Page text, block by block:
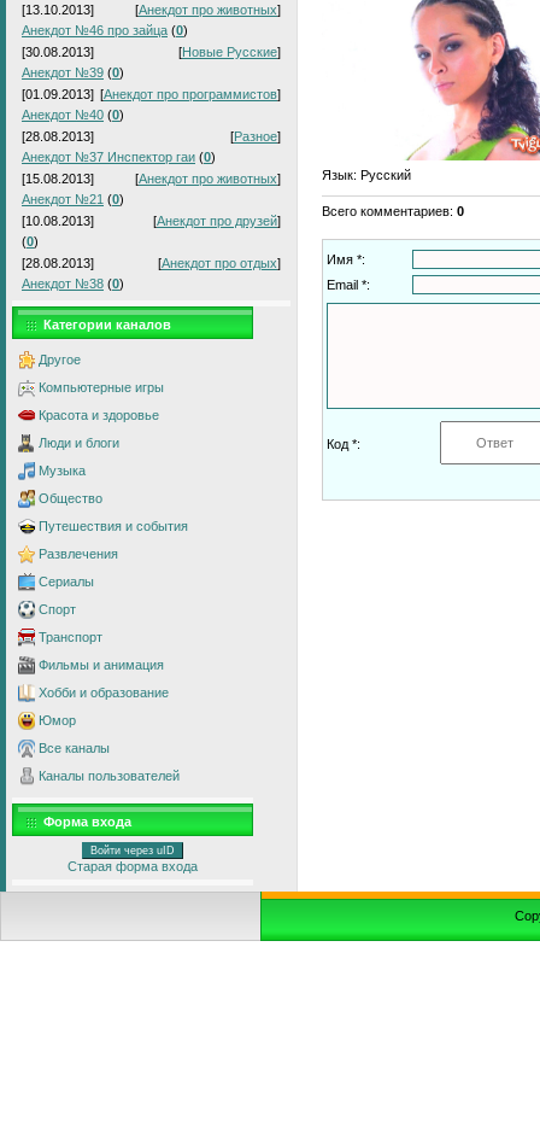
[13.10.2013]
[Анекдот про животных]
Анекдот №46 про зайца (0)
[30.08.2013]
[Новые Русские]
Анекдот №39 (0)
[01.09.2013] [Анекдот про программистов]
Анекдот №40 (0)
[28.08.2013]
[Разное]
Анекдот №37 Инспектор гаи (0)
[15.08.2013]
[Анекдот про животных]
Анекдот №21 (0)
[10.08.2013]
[Анекдот про друзей]
(0)
[28.08.2013]
[Анекдот про отдых]
Анекдот №38 (0)
Категории каналов
Другое
Компьютерные игры
Красота и здоровье
Люди и блоги
Музыка
Общество
Путешествия и события
Развлечения
Сериалы
Спорт
Транспорт
Фильмы и анимация
Хобби и образование
Юмор
Все каналы
Каналы пользователей
Форма входа
Войти через uID
Старая форма входа
Язык: Русский
Всего комментариев: 0
Имя *:
Email *:
Код *: